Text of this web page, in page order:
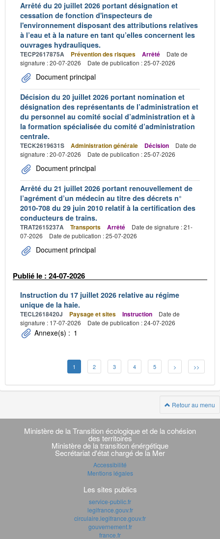
Arrêté du 20 juillet 2026 portant désignation et
cessation de fonction d'inspecteurs de
l'environnement disposant des attributions relatives
à l’eau et à la nature en tant qu’elles concernent les
ouvrages hydrauliques.
TECP2617875A Prévention des risques Arrêté
Date de
signature : 20-07-2026
Date de publication : 25-07-2026
Document principal
Décision du 20 juillet 2026 portant nomination et
désignation des représentants de l’administration et
du personnel au comité social d’administration et à
la formation spécialisée du comité d’administration
centrale.
TECK2619631S Administration générale Décision
Date de
signature : 20-07-2026
Date de publication : 25-07-2026
Document principal
Arrêté du 21 juillet 2026 portant renouvellement de
l’agrément d’un médecin au titre des décrets n°
2010-708 du 29 juin 2010 relatif à la certification des
conducteurs de trains.
TRAT2615237A Transports Arrêté
Date de signature : 21-
07-2026
Date de publication : 25-07-2026
Document principal
Publié le : 24-07-2026
Instruction du 17 juillet 2026 relative au régime
unique de la haie.
TECL2618420J Paysage et sites Instruction
Date de
signature : 17-07-2026
Date de publication : 24-07-2026
Annexe(s) : 1
1 2 3 4 5 > >>
Retour au menu
Navigation
transverse
Ministère de la Transition écologique et de la cohésion
des territoires
Ministère de la transition énérgétique
Secrétariat d'état chargé de la Mer
Accessibilité
Mentions légales
Les sites publics
service-public.fr
legifrance.gouv.fr
circulaire.legifrance.gouv.fr
gouvernement.fr
france.fr